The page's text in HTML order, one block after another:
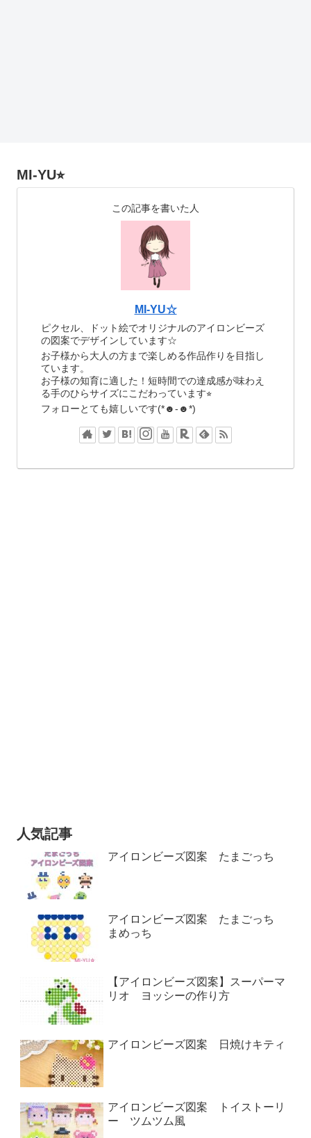
MI-YU⭐︎
この記事を書いた人
MI-YU☆
ピクセル、ドット絵でオリジナルのアイロンビーズ
の図案でデザインしています☆
お子様から大人の方まで楽しめる作品作りを目指し
ています。
お子様の知育に適した！短時間での達成感が味わえ
る手のひらサイズにこだわっています⭐︎
フォローとても嬉しいです(*☻-☻*)
人気記事
アイロンビーズ図案 たまごっち
アイロンビーズ図案 たまごっち
まめっち
【アイロンビーズ図案】スーパーマ
リオ ヨッシーの作り方
アイロンビーズ図案 日焼けキティ
アイロンビーズ図案 トイストーリ
ー ツムツム風